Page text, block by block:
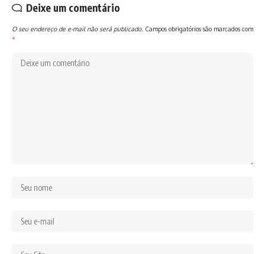
Deixe um comentário
O seu endereço de e-mail não será publicado. Campos obrigatórios são marcados com
*